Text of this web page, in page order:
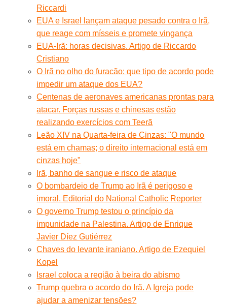
Riccardi
EUA e Israel lançam ataque pesado contra o Irã,
que reage com mísseis e promete vingança
EUA-Irã: horas decisivas. Artigo de Riccardo
Cristiano
O Irã no olho do furacão: que tipo de acordo pode
impedir um ataque dos EUA?
Centenas de aeronaves americanas prontas para
atacar. Forças russas e chinesas estão
realizando exercícios com Teerã
Leão XIV na Quarta-feira de Cinzas: "O mundo
está em chamas; o direito internacional está em
cinzas hoje"
Irã, banho de sangue e risco de ataque
O bombardeio de Trump ao Irã é perigoso e
imoral. Editorial do National Catholic Reporter
O governo Trump testou o princípio da
impunidade na Palestina. Artigo de Enrique
Javier Díez Gutiérrez
Chaves do levante iraniano. Artigo de Ezequiel
Kopel
Israel coloca a região à beira do abismo
Trump quebra o acordo do Irã. A Igreja pode
ajudar a amenizar tensões?